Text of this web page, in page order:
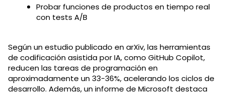
Probar funciones de productos en tiempo real
con tests A/B
Según un estudio publicado en arXiv, las herramientas
de codificación asistida por IA, como GitHub Copilot,
reducen las tareas de programación en
aproximadamente un 33-36%, acelerando los ciclos de
desarrollo. Además, un informe de Microsoft destaca